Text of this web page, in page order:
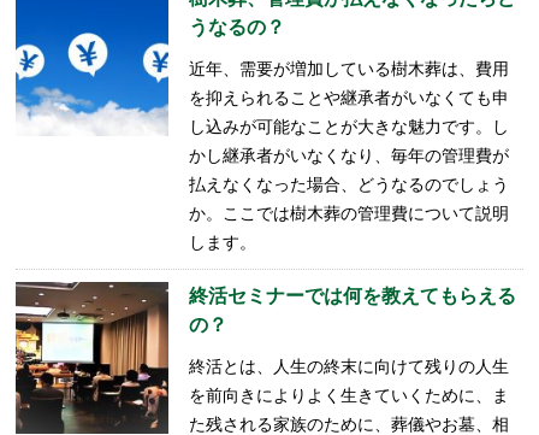
うなるの？
近年、需要が増加している樹木葬は、費用
を抑えられることや継承者がいなくても申
し込みが可能なことが大きな魅力です。し
かし継承者がいなくなり、毎年の管理費が
払えなくなった場合、どうなるのでしょう
か。ここでは樹木葬の管理費について説明
します。
終活セミナーでは何を教えてもらえる
の？
終活とは、人生の終末に向けて残りの人生
を前向きによりよく生きていくために、ま
た残される家族のために、葬儀やお墓、相